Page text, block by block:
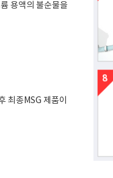
용액의 불순물을
최종MSG 제품이